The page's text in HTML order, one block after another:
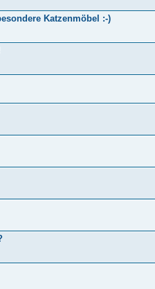
Katzenmöbel :-)